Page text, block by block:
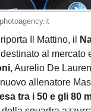
Il Mattino, il
al mercato
, Aurelio De
allenatore
tra i 50 e gli 80